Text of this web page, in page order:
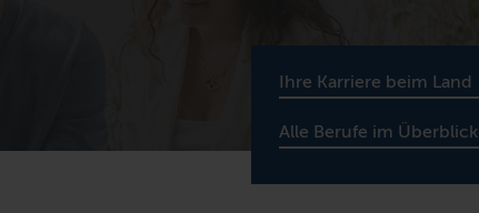
Ihre Karriere beim Land
Alle Berufe im Überblick